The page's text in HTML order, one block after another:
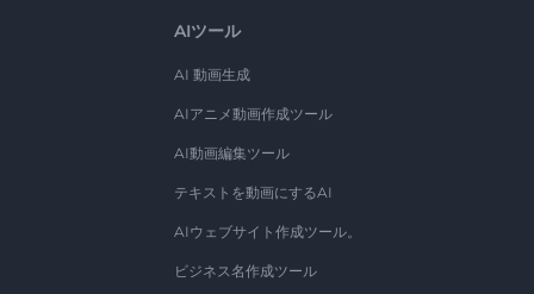
AIツール
AI 動画生成
AIアニメ動画作成ツール
AI動画編集ツール
テキストを動画にするAI
AIウェブサイト作成ツール。
ビジネス名作成ツール